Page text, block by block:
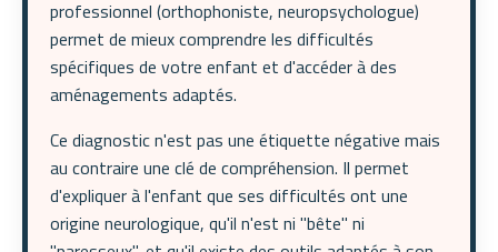
professionnel (orthophoniste, neuropsychologue)
permet de mieux comprendre les difficultés
spécifiques de votre enfant et d'accéder à des
aménagements adaptés.
Ce diagnostic n'est pas une étiquette négative mais
au contraire une clé de compréhension. Il permet
d'expliquer à l'enfant que ses difficultés ont une
origine neurologique, qu'il n'est ni "bête" ni